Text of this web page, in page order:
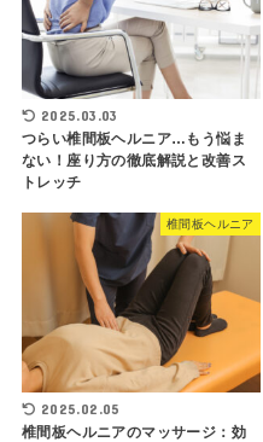
2025.03.03
つらい椎間板ヘルニア…もう悩ま
ない！座り方の徹底解説と改善ス
トレッチ
椎間板ヘルニア
2025.02.05
椎間板ヘルニアのマッサージ：効